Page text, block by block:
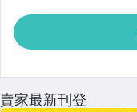
賣家最新刊登